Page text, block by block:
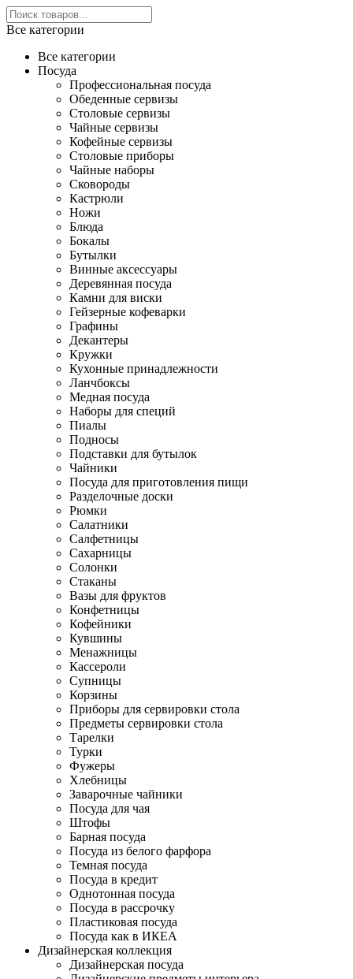
Все категории
Все категории
Посуда
Профессиональная посуда
Обеденные сервизы
Столовые сервизы
Чайные сервизы
Кофейные сервизы
Столовые приборы
Чайные наборы
Сковороды
Кастрюли
Ножи
Блюда
Бокалы
Бутылки
Винные аксессуары
Деревянная посуда
Камни для виски
Гейзерные кофеварки
Графины
Декантеры
Кружки
Кухонные принадлежности
Ланчбоксы
Медная посуда
Наборы для специй
Пиалы
Подносы
Подставки для бутылок
Чайники
Посуда для приготовления пищи
Разделочные доски
Рюмки
Салатники
Салфетницы
Сахарницы
Солонки
Стаканы
Вазы для фруктов
Конфетницы
Кофейники
Кувшины
Менажницы
Кассероли
Супницы
Корзины
Приборы для сервировки стола
Предметы сервировки стола
Тарелки
Турки
Фужеры
Хлебницы
Заварочные чайники
Посуда для чая
Штофы
Барная посуда
Посуда из белого фарфора
Темная посуда
Посуда в кредит
Однотонная посуда
Посуда в рассрочку
Пластиковая посуда
Посуда как в ИКЕА
Дизайнерская коллекция
Дизайнерская посуда